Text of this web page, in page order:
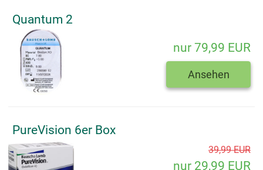
Quantum 2
nur 79,99 EUR
Ansehen
PureVision 6er Box
39,99 EUR
nur 29,99 EUR